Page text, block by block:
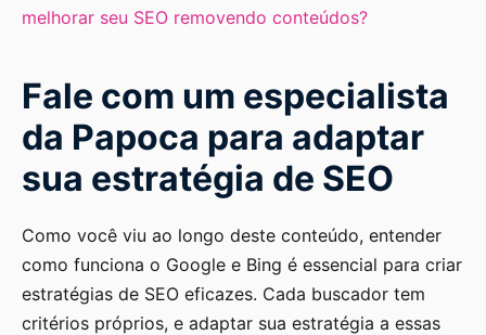
melhorar seu SEO removendo conteúdos?
Fale com um especialista
da Papoca para adaptar
sua estratégia de SEO
Como você viu ao longo deste conteúdo, entender
como funciona o Google e Bing é essencial para criar
estratégias de SEO eficazes. Cada buscador tem
critérios próprios, e adaptar sua estratégia a essas